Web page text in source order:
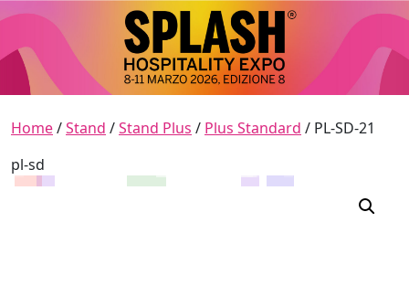
Skip to content
Main Navigation
Home/Stand /Stand Plus / Plus Standard / PL-SD-21
pl-sd